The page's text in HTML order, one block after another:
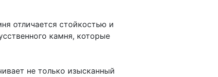
отличается стойкостью и
камня, которые
не только изысканный